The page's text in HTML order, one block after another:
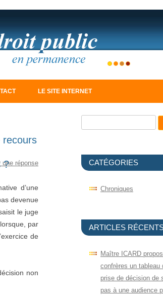
LE SITE INTERNET
recours
?
une réponse
d’une
devenue
le juge
par
de
non
CATÉGORIES
Chroniques
ARTICLES
Maître ICARD
confrères un tableau
prise de décision de
pas à une audience